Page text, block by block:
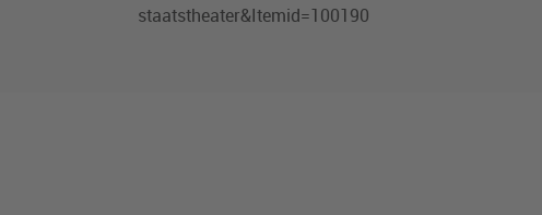
staatstheater&Itemid=100190